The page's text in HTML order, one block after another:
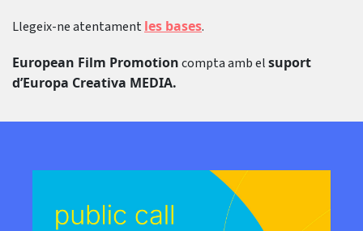
Llegeix-ne atentamentles bases.
European Film Promotioncompta amb elsuport
d’Europa Creativa MEDIA.